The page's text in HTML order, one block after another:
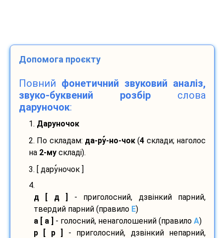
Допомога проєкту
Повний фонетичний звуковий аналіз,
звуко-буквений розбір слова
даруночок:
1. Даруночок
2. По складам: да-ру-но-чок (4 склади; наголос
на 2-му складі).
3. [ даруночок ]
4.
д [ д ]
- приголосний, дзвінкий парний,
твердий парний (правило E)
а [ а ]
- голосний, ненаголошений (правило A)
р [ р ]
- приголосний, дзвінкий непарний,